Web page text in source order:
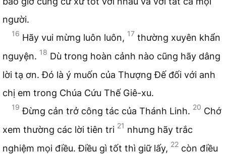
người.
16 Hãy vui mừng luôn luôn, 17 thường xuyên khẩn
nguyện. 18 Dù trong hoàn cảnh nào cũng hãy dâng
lời tạ ơn. Đó là ý muốn của Thượng Đế đối với anh
chị em trong Chúa Cứu Thế Giê-xu.
19 Đừng cản trở công tác của Thánh Linh. 20 Chớ
xem thường các lời tiên tri 21 nhưng hãy trắc
nghiệm mọi điều. Điều gì tốt thì giữ lấy, 22 còn điều